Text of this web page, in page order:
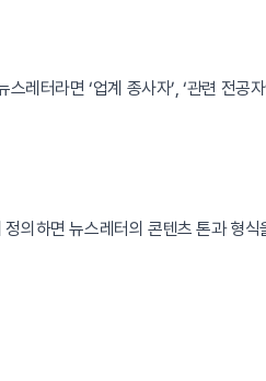
터라면 ‘업계 종사자’, ‘관련 전공
의하면 뉴스레터의 콘텐츠 톤과 형